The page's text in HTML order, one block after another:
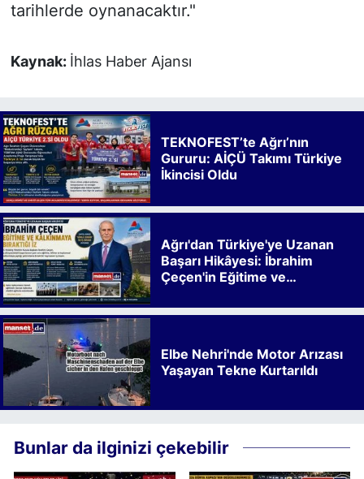
tarihlerde oynanacaktır."
Kaynak: İhlas Haber Ajansı
TEKNOFEST’te Ağrı’nın
Gururu: AİÇÜ Takımı Türkiye
İkincisi Oldu
Ağrı'dan Türkiye'ye Uzanan
Başarı Hikâyesi: İbrahim
Çeçen'in Eğitime ve
Elbe Nehri'nde Motor Arızası
Yaşayan Tekne Kurtarıldı
Bunlar da ilginizi çekebilir